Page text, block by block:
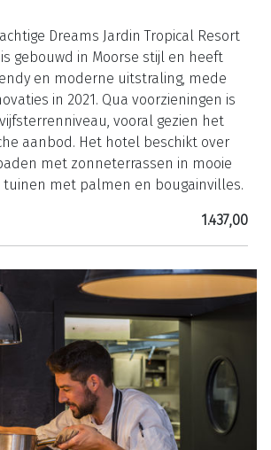
Dreams Jardin Tropical Resort
gebouwd in Moorse stijl en heeft
en moderne uitstraling, mede
in 2021. Qua voorzieningen is
vooral gezien het
aanbod. Het hotel beschikt over
met zonneterrassen in mooie
met palmen en bougainvilles.
1.437,00